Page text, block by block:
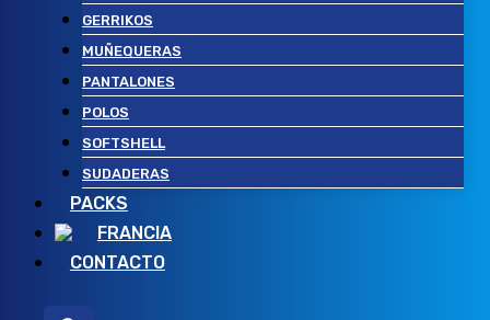
GERRIKOS
MUÑEQUERAS
PANTALONES
POLOS
SOFTSHELL
SUDADERAS
PACKS
FRANCIA
CONTACTO